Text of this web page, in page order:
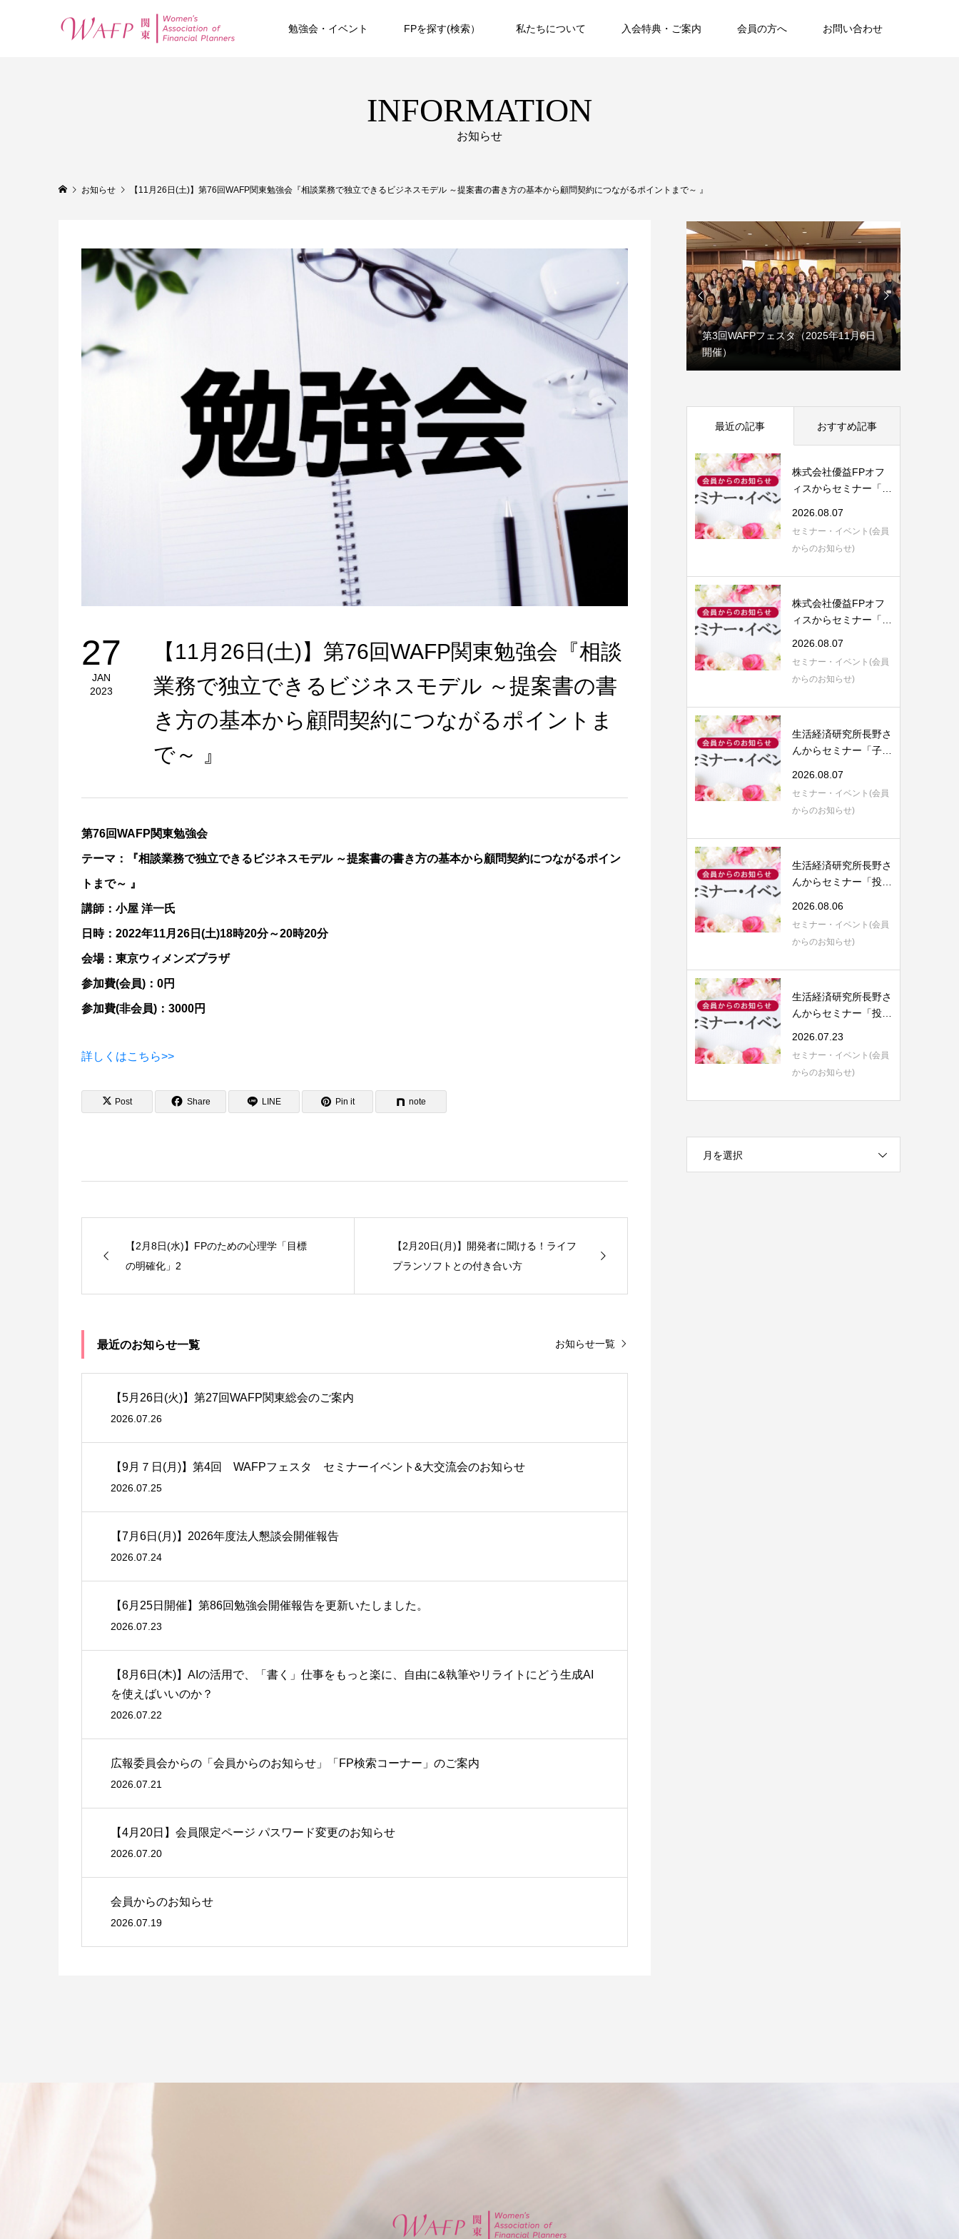
勉強会・イベント FPを探す(検索） 私たちについて 入会特典・ご案内 会員の方へ お問い合わせ
INFORMATION
お知らせ
お知らせ 【11月26日(土)】第76回WAFP関東勉強会『相談業務で独立できるビジネスモデル ～提案書の書き方の基本から顧問契約につながるポイントまで～ 』
27
JAN
2023
【11月26日(土)】第76回WAFP関東勉強会『相談
業務で独立できるビジネスモデル ～提案書の書
き方の基本から顧問契約につながるポイントま
で～ 』
第76回WAFP関東勉強会
テーマ：『相談業務で独立できるビジネスモデル ～提案書の書き方の基本から顧問契約につながるポイン
トまで～ 』
講師：小屋 洋一氏
日時：2022年11月26日(土)18時20分～20時20分
会場：東京ウィメンズプラザ
参加費(会員)：0円
参加費(非会員)：3000円
詳しくはこちら>>
Post Share LINE Pin it note
【2月8日(水)】FPのための心理学「目標
の明確化」2
【2月20日(月)】開発者に聞ける！ライフ
プランソフトとの付き合い方
最近のお知らせ一覧 お知らせ一覧
【5月26日(火)】第27回WAFP関東総会のご案内
2026.07.26
【9月７日(月)】第4回 WAFPフェスタ セミナーイベント&大交流会のお知らせ
2026.07.25
【7月6日(月)】2026年度法人懇談会開催報告
2026.07.24
【6月25日開催】第86回勉強会開催報告を更新いたしました。
2026.07.23
【8月6日(木)】AIの活用で、「書く」仕事をもっと楽に、自由に&執筆やリライトにどう生成AI
を使えばいいのか？
2026.07.22
広報委員会からの「会員からのお知らせ」「FP検索コーナー」のご案内
2026.07.21
【4月20日】会員限定ページ パスワード変更のお知らせ
2026.07.20
会員からのお知らせ
2026.07.19

第２回WAFPフェスタ（2024年11月7日
第3回WAFPフェスタ（2025年11月6日
開催）

最近の記事 おすすめ記事
株式会社優益FPオフ
ィスからセミナー「F
2026.08.07
セミナー・イベント(会員
からのお知らせ)
株式会社優益FPオフ
ィスからセミナー「生
2026.08.07
セミナー・イベント(会員
からのお知らせ)
生活経済研究所長野さ
んからセミナー「子育
2026.08.07
セミナー・イベント(会員
からのお知らせ)
生活経済研究所長野さ
んからセミナー「投資
2026.08.06
セミナー・イベント(会員
からのお知らせ)
生活経済研究所長野さ
んからセミナー「投資
2026.07.23
セミナー・イベント(会員
からのお知らせ)
月を選択